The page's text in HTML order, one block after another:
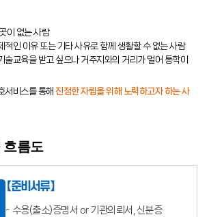
이 없는 사람
적인 이유 또는 기타 사유로 함께 생활할 수 없는 사람
술교육을 받고 싶으나 거주지와의 거리가 멀어 통학이
서비스를 통해진정한 자립을 위해 노력하고자 하는 사
흐름도
【준비서류】
수용(출소)증명서 or 기관의뢰서, 신분증